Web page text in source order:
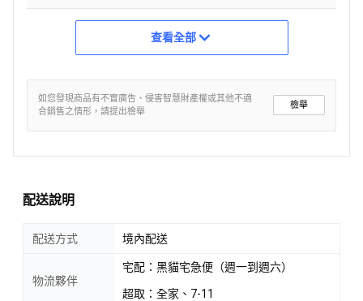
查看全部
如您發現商品有不實廣告、侵害智慧財產權或其他不適
合銷售之情形，請提出檢舉
檢舉
配送說明
配送方式 境內配送
物流夥伴
宅配：黑貓宅急便（週一到週六）
超取：全家、7-11